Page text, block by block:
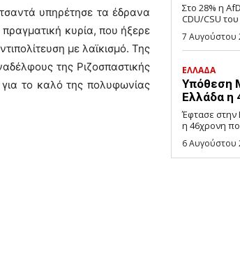
υπηρέτησε τα έδρανα
κυρία, που ήξερε
με λαϊκισμό. Της
της Ριζοσπαστικής
το καλό της πολυφωνίας
Στο 28% η
CDU/CSU
7 Αυγούστου
ΕΛΛΑΔΑ
Υπόθεση
Ελλάδα η
Έφτασε στην
η 46χρονη
6 Αυγούστου